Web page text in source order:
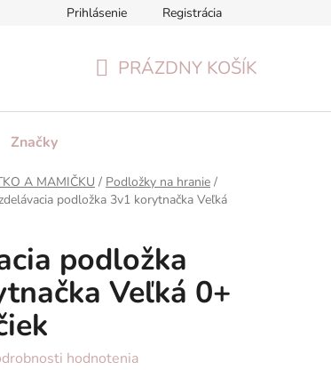
Formulár na odstúpenie od zmluvy
Prihlásenie Registrácia
PRÁZDNY KOŠÍK
Značky
A MAMIČKU / Podložky na hranie /
podložka 3v1 korytnačka Veľká
podložka
Veľká 0+
hodnotenia